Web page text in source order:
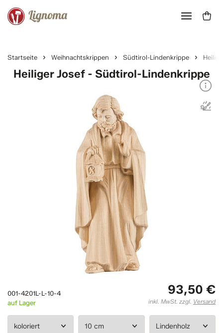
Startseite Weihnachtskrippen Südtirol-Lindenkrippe
Heiliger Josef - Südtirol-Lindenkrippe
93,50 €
inkl. MwSt. zzgl. Versand
001-4201L-L-10-4
auf Lager